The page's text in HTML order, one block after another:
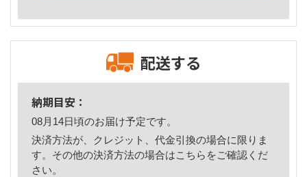
配送する
納期目安：
08月14日頃のお届け予定です。
決済方法が、クレジット、代金引換の場合に限りま
す。その他の決済方法の場合はこちら をご確認くだ
さい。